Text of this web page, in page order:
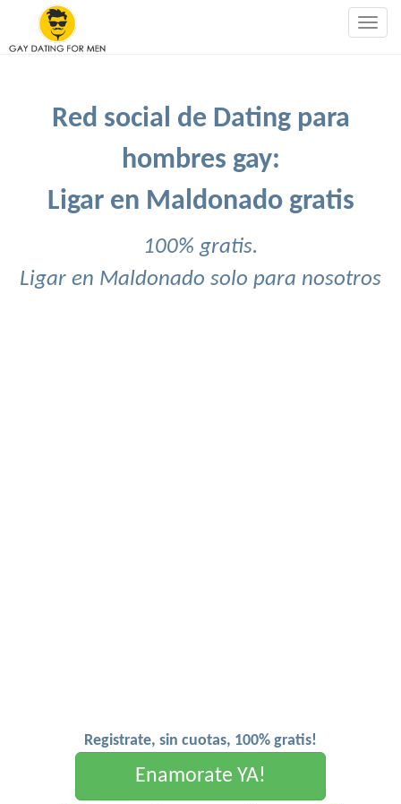
Red social de Dating para
hombres gay:
Ligar en Maldonado gratis
100% gratis.
Ligar en Maldonado solo para nosotros
Registrate, sin cuotas, 100% gratis!
Enamorate YA!